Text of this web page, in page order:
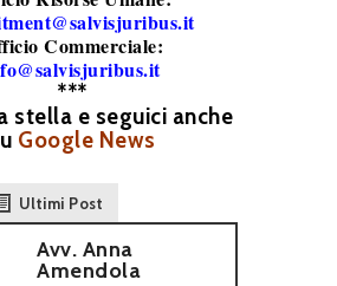
Commerciale:
***
stella e seguici anche
Google News
Ultimi Post
Avv. Anna
Amendola